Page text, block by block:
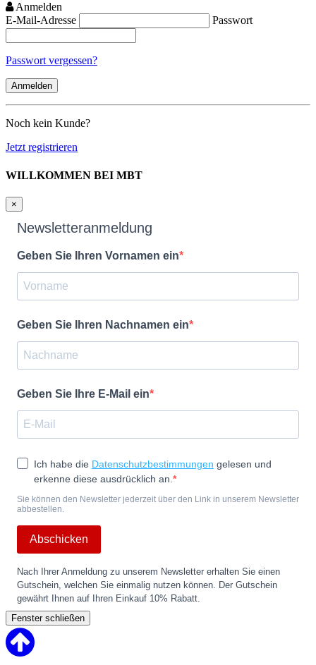
Anmelden
E-Mail-Adresse
Passwort
Passwort vergessen?
Noch kein Kunde?
Jetzt registrieren
WILLKOMMEN BEI MBT
×
Newsletteranmeldung
Geben Sie Ihren Vornamen ein
Geben Sie Ihren Nachnamen ein
Geben Sie Ihre E-Mail ein
Ich habe die Datenschutzbestimmungen gelesen und
erkenne diese ausdrücklich an.
Sie können den Newsletter jederzeit über den Link in unserem Newsletter
abbestellen.
Abschicken
Nach Ihrer Anmeldung zu unserem Newsletter erhalten Sie einen
Gutschein, welchen Sie einmalig nutzen können. Der Gutschein
gewährt Ihnen auf Ihren Einkauf 10% Rabatt.
Fenster schließen
to